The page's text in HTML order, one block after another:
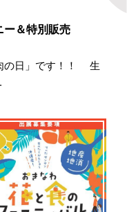
ー＆特別販売
の日」です！！ 生